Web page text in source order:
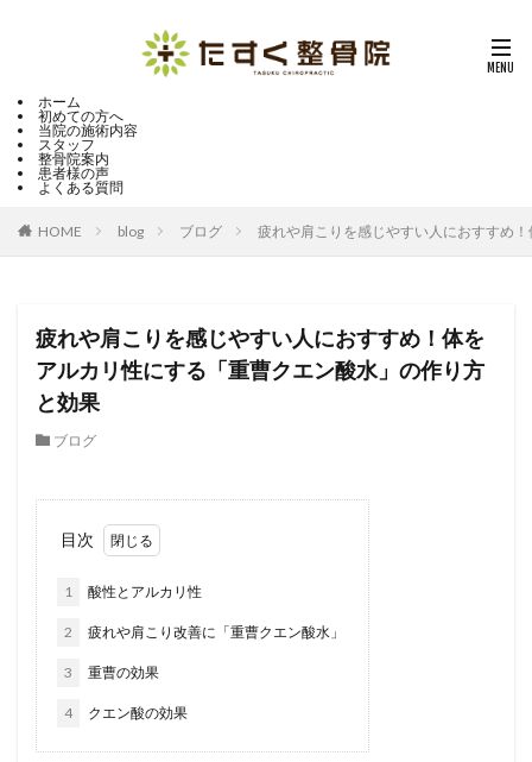
ホーム
初めての方へ
当院の施術内容
スタッフ
整骨院案内
患者様の声
よくある質問
HOME blog ブログ 疲れや肩こりを感じやすい人におすすめ
疲れや肩こりを感じやすい人におすすめ！体を
アルカリ性にする「重曹クエン酸水」の作り方
と効果
ブログ
目次
1 酸性とアルカリ性
2 疲れや肩こり改善に「重曹クエン酸水」
3 重曹の効果
4 クエン酸の効果